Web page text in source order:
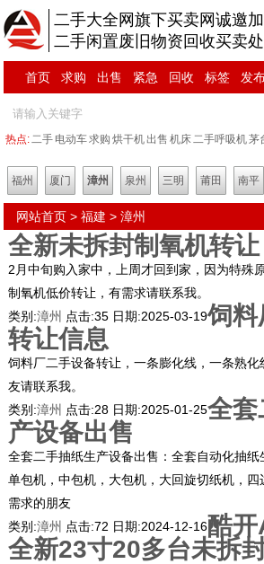
二手大全网旗下买卖网诚邀
二手闲置废旧物资回收买卖
首页 求购 出售 紧急 回收 标签 发
热点:二手 电动车求购 烘干机出售 机床二手呼吸机茅
福州 厦门 漳州 泉州 三明 莆田 南平
网站首页 >福建 >漳州
全新未拆封制氧机转让
2月中旬购入家中，上周才回到家，因为特殊
制氧机低价转让，有需求请联系我。
类别:漳州 点击:35 日期:2025-03-19饲料
转让信息
饲料厂二手设备转让，一条膨化线，一条熟
友请联系我。
类别:漳州 点击:28 日期:2025-01-25全套
产设备出售
全套二手抽纸生产设备出售：全套自动化抽纸
单包机，中包机，大包机，大回旋切纸机，
需求的朋友
类别:漳州 点击:72 日期:2024-12-16酷
全新23寸20多台未拆